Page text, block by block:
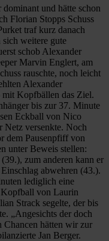
dominant und hätte schon
Florian Stopps Schuss
traf kurz danach
sich weitere gute
schob Alexander
Marvin Englert, am
rauschte, noch leicht
Alexander
Kopfbällen das Ziel.
bis zur 37. Minute
Eckball von Nico
Netz versenkte. Noch
dem Pausenpfiff von
unter Beweis stellen:
zum anderen kann er
abwehren (43.).
lediglich eine
Kopfball von Laurin
Strack segelte, der bis
„Angesichts der doch
Chancen hätten wir zur
Jan Berger.